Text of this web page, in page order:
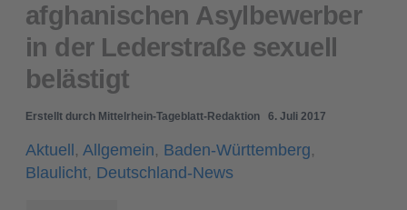
afghanischen Asylbewerber
in der Lederstraße sexuell
belästigt
Erstellt durch Mittelrhein-Tageblatt-Redaktion 6. Juli 2017
Aktuell,Allgemein, Baden-Württemberg,
Blaulicht, Deutschland-News